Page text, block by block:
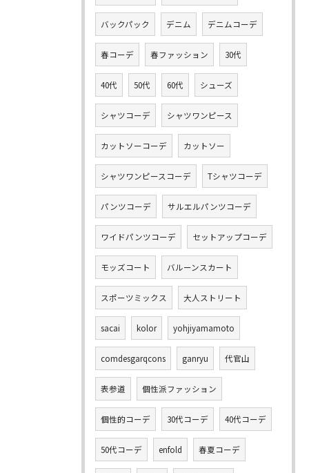
バックパック デニム デニムコーデ
春コーデ 春ファッション 30代
40代 50代 60代 シューズ
シャツコーデ シャツワンピース
カットソーコーデ カットソー
シャツワンピースコーデ Tシャツコーデ
パンツコーデ サルエルパンツコーデ
ワイドパンツコーデ セットアップコーデ
モッズコート バルーンスカート
スポーツミックス 大人ストリート
sacai kolor yohjiyamamoto
comdesgarqcons ganryu 代官山
表参道 個性派ファッション
個性的コーデ 30代コーデ 40代コーデ
50代コーデ enfold 春夏コーデ